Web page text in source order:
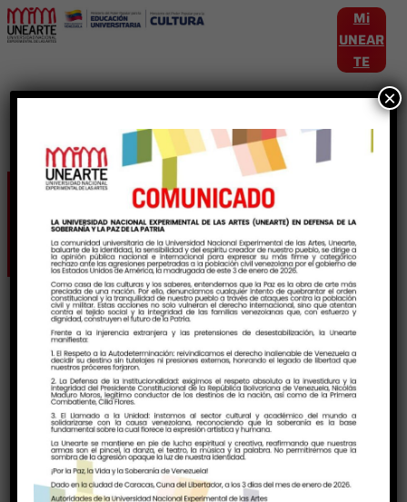
Mi
UNEAR
TE
Etiqueta:HistoriayCultura
×